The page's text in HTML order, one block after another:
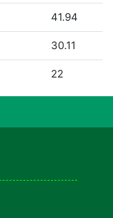
41.94
30.11
22